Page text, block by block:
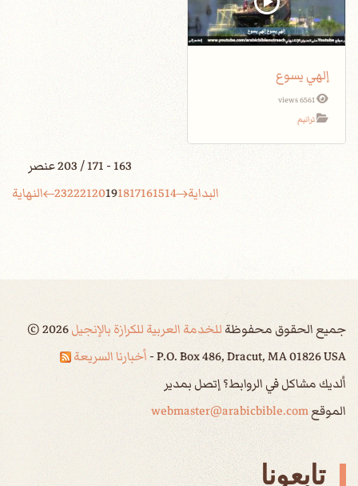
إلهي يسوع
6561 views
ترانيم
163 - 171 / 203 عنصر
البداية
14
15
16
17
18
19
20
21
22
23 النهاية
جميع الحقوق محفوظةللخدمة العربية للكرازة بالإنجيل ©2026
P.O. Box 486, Dracut, MA 01826 USA - أخبارنا السريعة
ألديك مشاكل في الروابط؟ إتصل بمدير
الموقعwebmaster@arabicbible.com
تابعونا